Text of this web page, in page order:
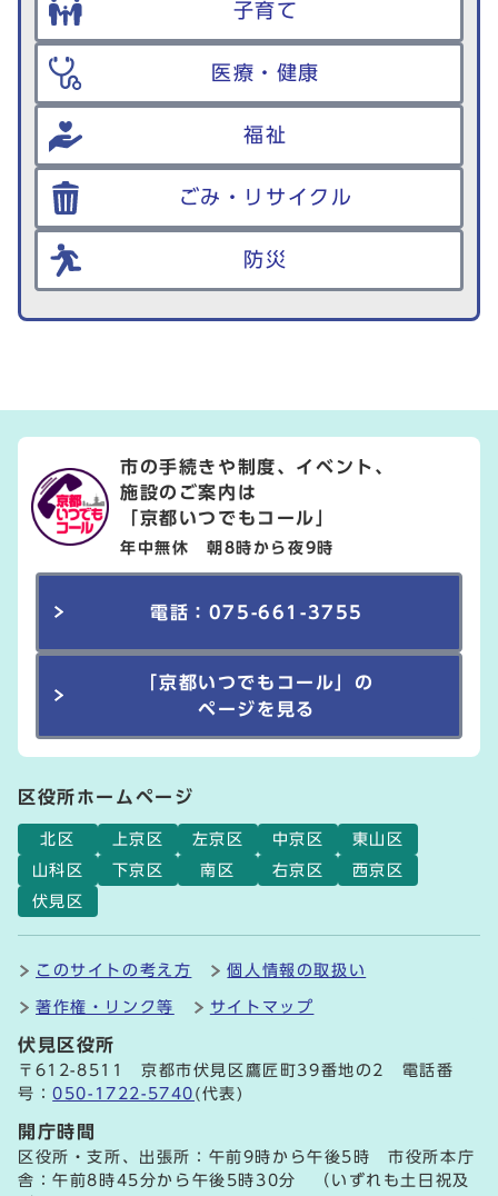
子育て
医療・健康
福祉
ごみ・リサイクル
防災
市の手続きや制度、イベント、
施設のご案内は
「京都いつでもコール」
年中無休 朝8時から夜9時
電話：075-661-3755
「京都いつでもコール」の
ページを見る
区役所ホームページ
北区 上京区 左京区 中京区
東山区
山科区
下京区 南区 右京区
西京区
伏見区
このサイトの考え方 個人情報の取扱い
著作権・リンク等 サイトマップ
伏見区役所
〒612-8511 京都市伏見区鷹匠町39番地の2 電話番
号：050-1722-5740 (代表)
開庁時間
区役所・支所、出張所：午前9時から午後5時 市役所本庁
舎：午前8時45分から午後5時30分 （いずれも土日祝及